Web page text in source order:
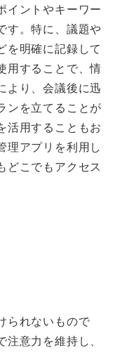
イントやキーワー
す。特に、議題や
を明確に記録して
用することで、情
より、会議後に迅
ンを立てることが
活用することもお
理アプリを利用し
どこでもアクセス
られないもので
意力を維持し、